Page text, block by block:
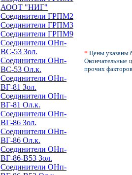
АООТ "НИГ"
Соединители ГРПМ2
Соединители ГРПМ3
Соединители ГРПМ9
Соединители ОНп-
ВС-53 Зол.
Соединители ОНп-
ВС-53 Ол.к.
Соединители ОНп-
ВГ-81 Зол.
Соединители ОНп-
ВГ-81 Ол.к.
Соединители ОНп-
ВГ-86 Зол.
Соединители ОНп-
ВГ-86 Ол.к.
Соединители ОНп-
ВГ-86-В53 Зол.
Соединители ОНп-
* Цены указаны
Окончательные
прочих